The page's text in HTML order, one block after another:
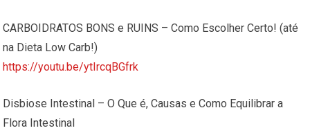
CARBOIDRATOS BONS e RUINS – Como Escolher Certo! (até
na Dieta Low Carb!)
https://youtu.be/ytIrcqBGfrk
Disbiose Intestinal – O Que é, Causas e Como Equilibrar a
Flora Intestinal